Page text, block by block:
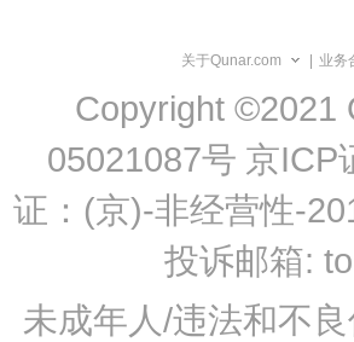
关于Qunar.com 业务
Copyright ©2021
05021087号 京ICP
证：(京)-非经营性-
投诉邮箱:
未成年人/违法和不